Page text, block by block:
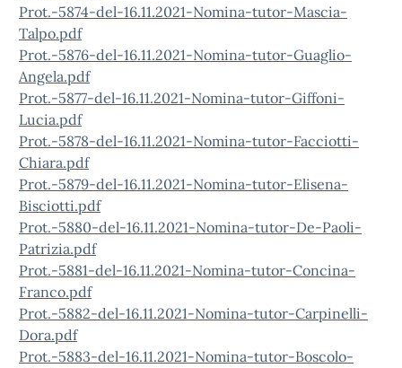
Prot.-5874-del-16.11.2021-Nomina-tutor-Mascia-
Talpo.pdf
Prot.-5876-del-16.11.2021-Nomina-tutor-Guaglio-
Angela.pdf
Prot.-5877-del-16.11.2021-Nomina-tutor-Giffoni-
Lucia.pdf
Prot.-5878-del-16.11.2021-Nomina-tutor-Facciotti-
Chiara.pdf
Prot.-5879-del-16.11.2021-Nomina-tutor-Elisena-
Bisciotti.pdf
Prot.-5880-del-16.11.2021-Nomina-tutor-De-Paoli-
Patrizia.pdf
Prot.-5881-del-16.11.2021-Nomina-tutor-Concina-
Franco.pdf
Prot.-5882-del-16.11.2021-Nomina-tutor-Carpinelli-
Dora.pdf
Prot.-5883-del-16.11.2021-Nomina-tutor-Boscolo-